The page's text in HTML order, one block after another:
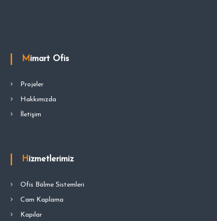
Mimart Ofis
Projeler
Hakkımızda
İletişim
Hizmetlerimiz
Ofis Bölme Sistemleri
Cam Kaplama
Kapılar